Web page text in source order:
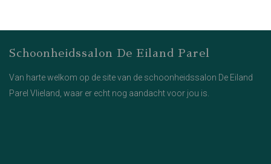
Schoonheidssalon De Eiland Parel
Van harte welkom op de site van de schoonheidssalon De Eiland
Parel Vlieland, waar er echt nog aandacht voor jou is.